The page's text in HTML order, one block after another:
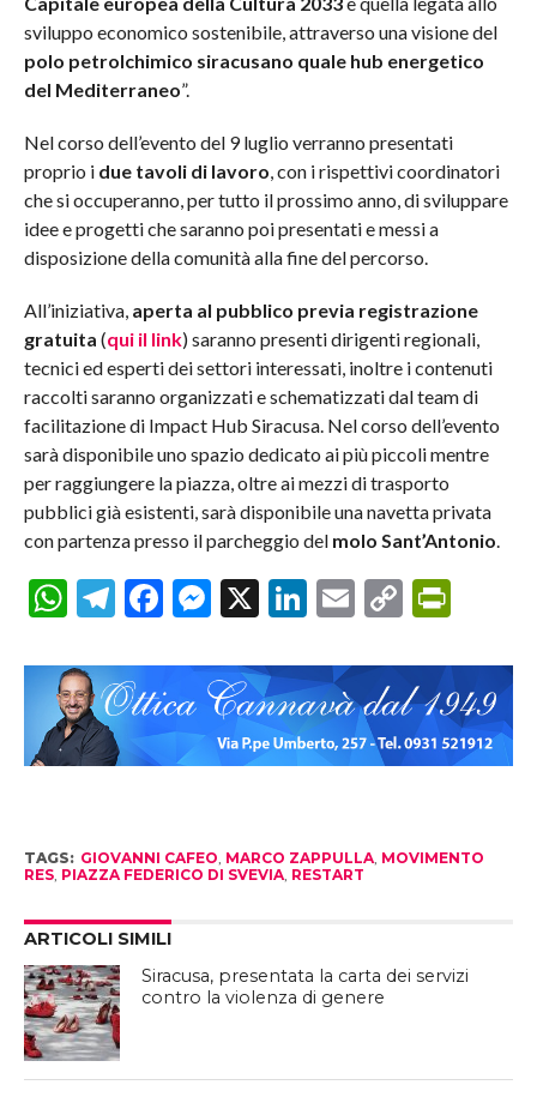
sviluppo economico sostenibile, attraverso una visione del
polo petrolchimico siracusano quale hub energetico
del Mediterraneo”.
Nel corso dell’evento del 9 luglio verranno presentati
proprio i due tavoli di lavoro, con i rispettivi coordinatori
che si occuperanno, per tutto il prossimo anno, di sviluppare
idee e progetti che saranno poi presentati e messi a
disposizione della comunità alla fine del percorso.
All’iniziativa, aperta al pubblico previa registrazione
gratuita (qui il link) saranno presenti dirigenti regionali,
tecnici ed esperti dei settori interessati, inoltre i contenuti
raccolti saranno organizzati e schematizzati dal team di
facilitazione di Impact Hub Siracusa. Nel corso dell’evento
sarà disponibile uno spazio dedicato ai più piccoli mentre
per raggiungere la piazza, oltre ai mezzi di trasporto
pubblici già esistenti, sarà disponibile una navetta privata
con partenza presso il parcheggio del molo Sant’Antonio.
WhatsApp
Telegram
Facebook
Messenger
X LinkedIn
Email
Copy
TAGS: GIOVANNI CAFEO, MARCO ZAPPULLA, MOVIMENTO
RES, PIAZZA FEDERICO DI SVEVIA, RESTART
ARTICOLI SIMILI
Siracusa, presentata la carta dei servizi
contro la violenza di genere